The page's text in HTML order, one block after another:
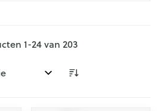
1-24van 203
op: